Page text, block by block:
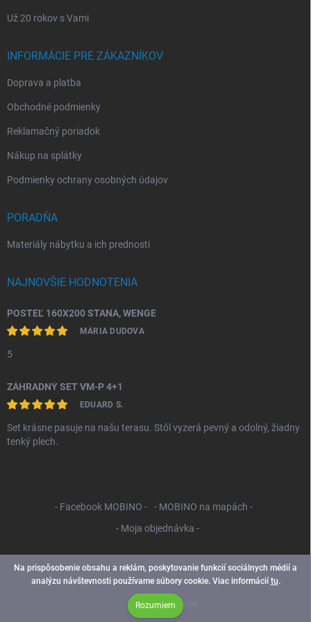
Na prispôsobenie obsahu a reklám, poskytovanie funkcií sociálnych médií a
analýzu návštevnosti používame súbory cookie. Viac informáciítu.
Rozumiem
Už 20 rokov s Vami
INFORMÁCIE PRE ZÁKAZNÍKOV
Doprava a platba
Obchodné podmienky
Reklamačný poriadok
Nákup na splátky
Podmienky ochrany osobných údajov
PORADŇA
Materiály nábytku a ich prednosti
NAJNOVŠIE HODNOTENIA
POSTEĽ 160X200 STANA, WENGE
MÁRIA DUDOVA
5
ZÁHRADNÝ SET VM-P 4+1
EDUARD S.
Set krásne pasuje na našu terasu. Stôl vyzerá pevný a odolný, žiadny
tenký plech.
- Facebook MOBINO -
- MOBINO na mapách -
- Moja objednávka -
Vytvoril Shoptet
Copyright 2026Mobino SK. Všetky práva vyhradené.